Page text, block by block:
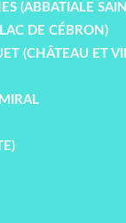
(ABBATIALE
DE CÉBRON)
(CHÂTEAU ET